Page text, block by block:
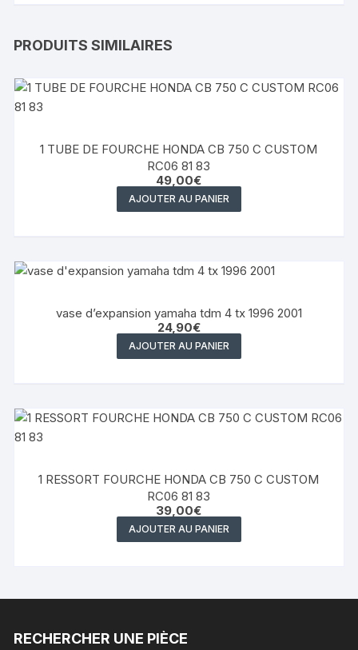
PRODUITS SIMILAIRES
1 TUBE DE FOURCHE HONDA CB 750 C CUSTOM
RC06 81 83
49,00€
AJOUTER AU PANIER
vase d’expansion yamaha tdm 4 tx 1996 2001
24,90€
AJOUTER AU PANIER
1 RESSORT FOURCHE HONDA CB 750 C CUSTOM
RC06 81 83
39,00€
AJOUTER AU PANIER
RECHERCHER UNE PIÈCE